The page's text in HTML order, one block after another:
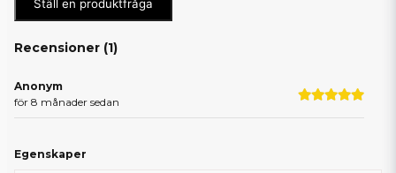
Ställ en produktfråga
Recensioner (1)
Anonym
för 8 månader sedan
Egenskaper